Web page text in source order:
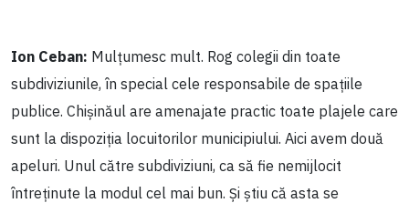
Ion Ceban: Mulțumesc mult. Rog colegii din toate
subdiviziunile, în special cele responsabile de spațiile
publice. Chișinăul are amenajate practic toate plajele care
sunt la dispoziția locuitorilor municipiului. Aici avem două
apeluri. Unul către subdiviziuni, ca să fie nemijlocit
întreținute la modul cel mai bun. Și știu că asta se